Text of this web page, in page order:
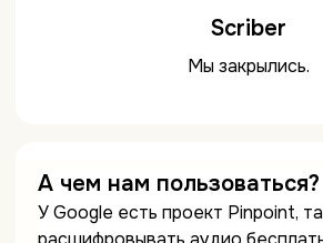
Scriber
Мы закрылись.
А чем нам пользоваться?
У Google есть проект Pinpoint,